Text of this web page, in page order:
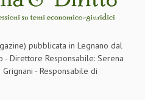
pubblicata in Legnano dal
Direttore Responsabile: Serena
- Responsabile di